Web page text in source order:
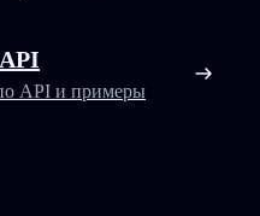
API и примеры